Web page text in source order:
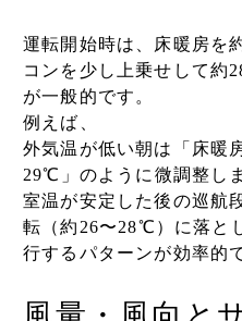
運転開始時は、床暖房を
コンを少し上乗せして約
が一般的です。
例えば、
外気温が低い朝は「床暖
29℃」のように微調整し
室温が安定した後の巡航
転（約26〜28℃）に落と
行するパターンが効率的